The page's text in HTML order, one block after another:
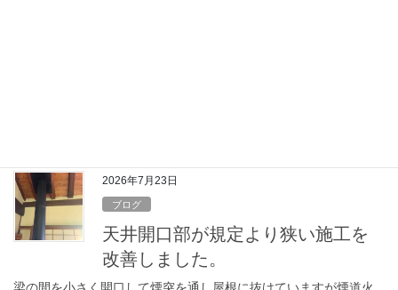
2026年7月23日
ブログ
天井開口部が規定より狭い施工を
改善しました。